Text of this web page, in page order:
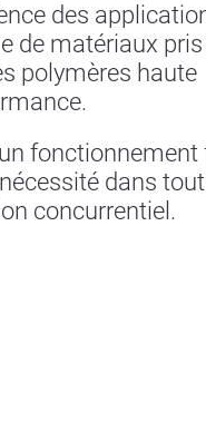
des
de matériaux
polymères haute
fonctionnement
dans tout
concurrentiel.